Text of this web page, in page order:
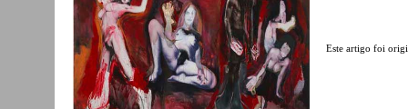
Este artigo foi